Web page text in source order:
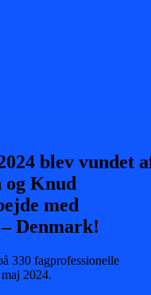
blev vundet
og Knud
med
Denmark!
330 fagprofessionelle
2024.